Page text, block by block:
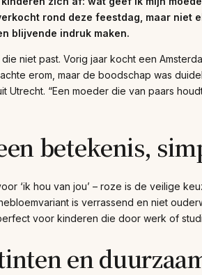
rond deze feestdag, maar niet
blijvende indruk maken.
niet past. Vorig jaar kocht een
erom, maar de boodschap was
Utrecht. “Een moeder die van paars
betekenis,
‘ik hou van jou’ – roze is de veilige
is verrassend en niet
voor kinderen die door werk of
en